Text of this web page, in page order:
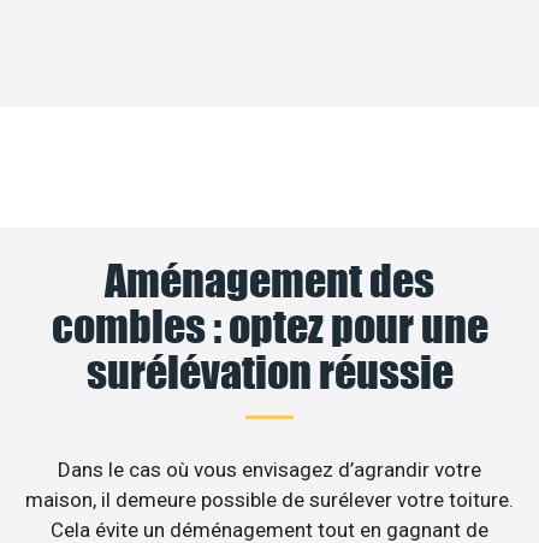
Aménagement des
combles : optez pour une
surélévation réussie
Dans le cas où vous envisagez d’agrandir votre
maison, il demeure possible de surélever votre toiture.
Cela évite un déménagement tout en gagnant de